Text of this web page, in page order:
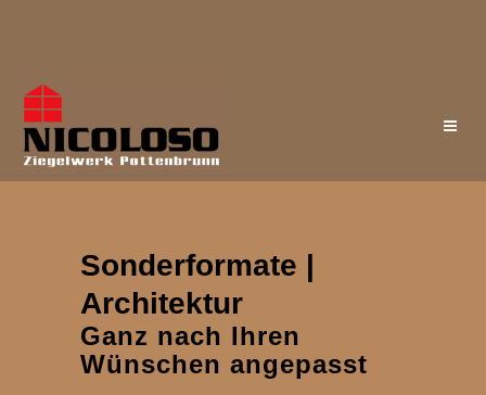
Sonderformate |
Architektur
Ganz nach Ihren
Wünschen angepasst